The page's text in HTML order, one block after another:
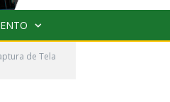
de Tela